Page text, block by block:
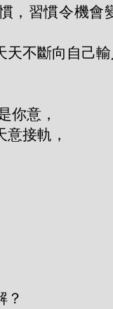
，習慣令機會
天不斷向自己
你意，
接軌，
？